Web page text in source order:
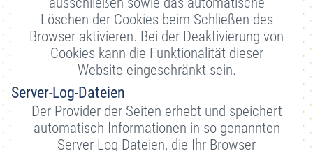
Löschen der Cookies beim Schließen des
Browser aktivieren. Bei der Deaktivierung von
Cookies kann die Funktionalität dieser
Website eingeschränkt sein.
Server-Log-Dateien
Der Provider der Seiten erhebt und speichert
automatisch Informationen in so genannten
Server-Log-Dateien, die Ihr Browser